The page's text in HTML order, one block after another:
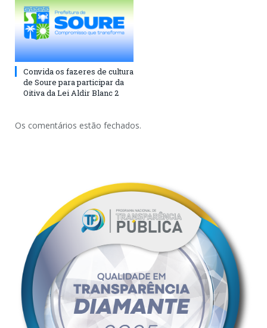
Convida os fazeres de cultura
de Soure para participar da
Oitiva da Lei Aldir Blanc 2
Os comentários estão fechados.